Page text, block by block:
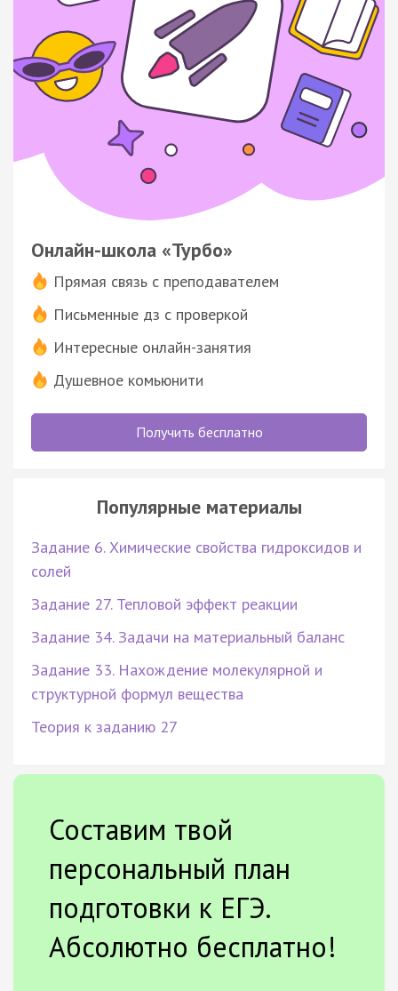
Онлайн-школа «Турбо»
Прямая связь с преподавателем
Письменные дз с проверкой
Интересные онлайн-занятия
Душевное комьюнити
Получить бесплатно
Популярные материалы
Задание 6. Химические свойства гидроксидов и
солей
Задание 27. Тепловой эффект реакции
Задание 34. Задачи на материальный баланс
Задание 33. Нахождение молекулярной и
структурной формул вещества
Теория к заданию 27
Составим твой
персональный план
подготовки к ЕГЭ.
Абсолютно бесплатно!